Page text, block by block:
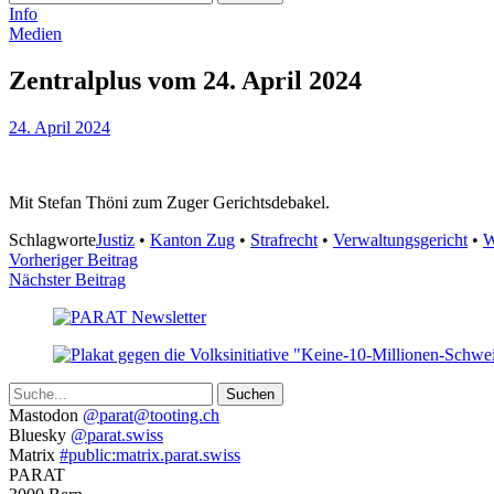
Info
Medien
Zentralplus vom 24. April 2024
24. April 2024
Mit Stefan Thöni zum Zuger Gerichtsdebakel.
SchlagworteJustiz • Kanton Zug • Strafrecht • Verwaltungsgericht •
Beitragsnavigation
Vorheriger Beitrag
Nächster Beitrag
Suche
Weitere
Informationen
Mastodon @parat@tooting.ch
Bluesky @parat.swiss
Matrix #public:matrix.parat.swiss
PARAT